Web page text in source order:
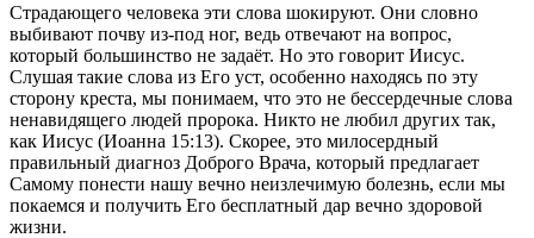
Страдающего человека эти слова шокируют. Они словно
выбивают почву из-под ног, ведь отвечают на вопрос,
который большинство не задаёт. Но это говорит Иисус.
Слушая такие слова из Его уст, особенно находясь по эту
сторону креста, мы понимаем, что это не бессердечные слова
ненавидящего людей пророка. Никто не любил других так,
как Иисус (Иоанна 15:13). Скорее, это милосердный
правильный диагноз Доброго Врача, который предлагает
Самому понести нашу вечно неизлечимую болезнь, если мы
покаемся и получить Его бесплатный дар вечно здоровой
жизни.